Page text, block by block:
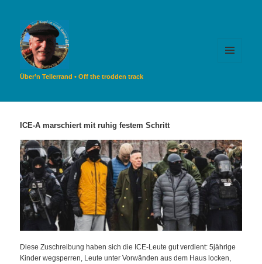
Über’n Tellerrand • Off the trodden track
ICE-A marschiert mit ruhig festem Schritt
Diese Zuschreibung haben sich die ICE-Leute gut verdient: 5jährige
Kinder wegsperren, Leute unter Vorwänden aus dem Haus locken,